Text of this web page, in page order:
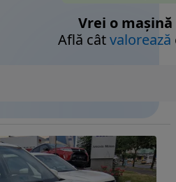
Vrei o mașină
Află câtvalorează